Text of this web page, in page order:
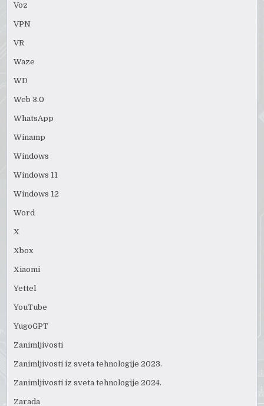
Voz
VPN
VR
Waze
WD
Web 3.0
WhatsApp
Winamp
Windows
Windows 11
Windows 12
Word
X
Xbox
Xiaomi
Yettel
YouTube
YugoGPT
Zanimljivosti
Zanimljivosti iz sveta tehnologije 2023.
Zanimljivosti iz sveta tehnologije 2024.
Zarada